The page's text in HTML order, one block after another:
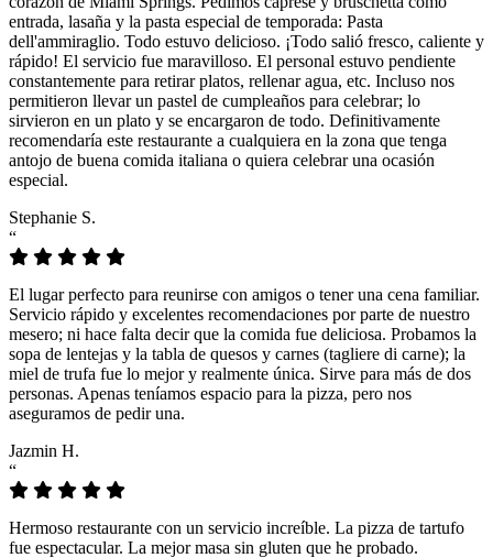
entrada, lasaña y la pasta especial de temporada: Pasta
dell'ammiraglio. Todo estuvo delicioso. ¡Todo salió fresco, caliente y
rápido! El servicio fue maravilloso. El personal estuvo pendiente
constantemente para retirar platos, rellenar agua, etc. Incluso nos
permitieron llevar un pastel de cumpleaños para celebrar; lo
sirvieron en un plato y se encargaron de todo. Definitivamente
recomendaría este restaurante a cualquiera en la zona que tenga
antojo de buena comida italiana o quiera celebrar una ocasión
especial.
Stephanie S.
“
El lugar perfecto para reunirse con amigos o tener una cena familiar.
Servicio rápido y excelentes recomendaciones por parte de nuestro
mesero; ni hace falta decir que la comida fue deliciosa. Probamos la
sopa de lentejas y la tabla de quesos y carnes (tagliere di carne); la
miel de trufa fue lo mejor y realmente única. Sirve para más de dos
personas. Apenas teníamos espacio para la pizza, pero nos
aseguramos de pedir una.
Jazmin H.
“
Hermoso restaurante con un servicio increíble. La pizza de tartufo
fue espectacular. La mejor masa sin gluten que he probado.